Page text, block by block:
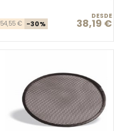
Precio base
54,55 € -30% Precio
DESDE
38,19 €